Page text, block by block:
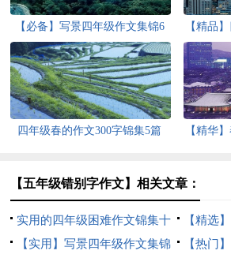
【必备】写景四年级作文集锦6
篇
【精品
四年级春的作文300字锦集5篇
【精华
【五年级错别字作文】相关文章：
实用的四年级困难作文锦集十
篇
【精选
【实用】写景四年级作文集锦
【热门